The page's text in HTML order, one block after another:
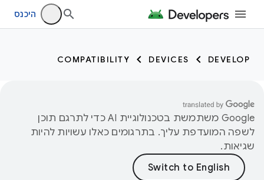
היכנס
DEVELOP
DEVICES
COMPATIBILITY
‫Google משתמשת בטכנולוגיית AI כדי לתרגם תוכן
לשפה המועדפת עליך. בתרגומים כאלו עשויות להיות
שגיאות.